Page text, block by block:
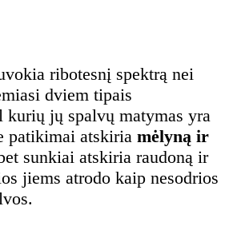
ribotesnį spektrą nei
dviem tipais
kurių jų spalvų matymas yra
patikimai atskiria mėlyną ir
sunkiai atskiria raudoną ir
jiems atrodo kaip nesodrios